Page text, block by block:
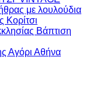
με λουλούδια
Κορίτσι
Βάπτιση
Αγόρι Αθήνα